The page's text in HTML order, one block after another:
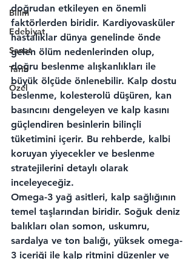
Bilim
Edebiyat
Sanat
Tarih
Özel
doğrudan etkileyen en önemli
faktörlerden biridir. Kardiyovasküler
hastalıklar dünya genelinde önde
gelen ölüm nedenlerinden olup,
doğru beslenme alışkanlıkları ile
büyük ölçüde önlenebilir. Kalp dostu
beslenme, kolesterolü düşüren, kan
basıncını dengeleyen ve kalp kasını
güçlendiren besinlerin bilinçli
tüketimini içerir. Bu rehberde, kalbi
koruyan yiyecekler ve beslenme
stratejilerini detaylı olarak
inceleyeceğiz.
Omega-3 yağ asitleri, kalp sağlığının
temel taşlarından biridir. Soğuk deniz
balıkları olan somon, uskumru,
sardalya ve ton balığı, yüksek omega-
3 içeriği ile kalp ritmini düzenler ve